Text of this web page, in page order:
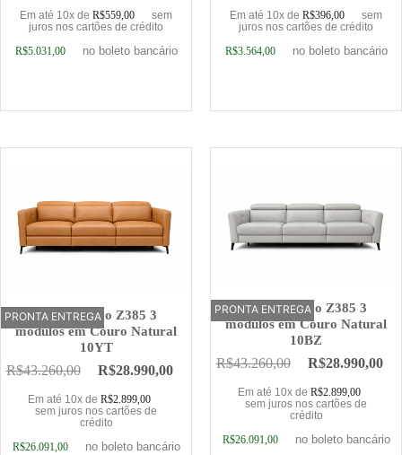
Em até 10x de R$559,00
sem
juros nos cartões de crédito
R$5.031,00 no boleto bancário
Em até 10x de R$396,00
sem
juros nos cartões de crédito
R$3.564,00 no boleto bancário
OFERTA
PRONTA ENTREGA
Sofá Elétrico Z385 3
módulos em Couro Natural
10YT
R$43.260,00 R$28.990,00
Em até 10x de R$2.899,00
sem juros nos cartões de
crédito
R$26.091,00 no boleto bancário
OFERTA
PRONTA ENTREGA
Sofá Elétrico Z385 3
módulos em Couro Natural
10BZ
R$43.260,00 R$28.990,00
Em até 10x de R$2.899,00
sem juros nos cartões de
crédito
R$26.091,00 no boleto bancário